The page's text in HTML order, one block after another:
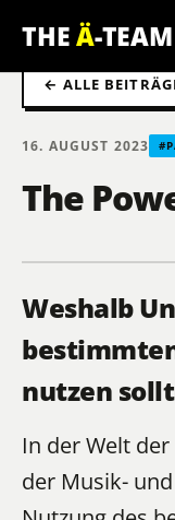
THEÄ-TEAM
← ALLE
16. AUGUST 2023
The
Weshalb
nutzen
In der Welt
der Musik-